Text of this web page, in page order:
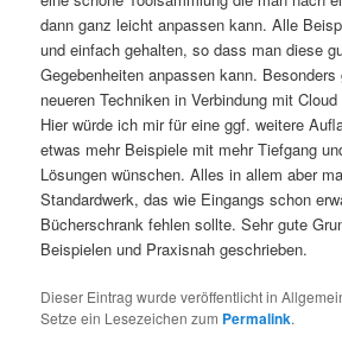
dann ganz leicht anpassen kann. Alle
und einfach gehalten, so dass man diese
Gegebenheiten anpassen kann.
neueren Techniken in Verbindung mit
Hier würde ich mir für eine ggf. weitere
etwas mehr Beispiele mit mehr Tiefgang
Lösungen wünschen. Alles in allem aber
Standardwerk, das wie Eingangs schon
Bücherschrank fehlen sollte. Sehr gute
Beispielen und Praxisnah geschrieben.
Dieser Eintrag wurde veröffentlicht in
Setze ein Lesezeichen zum Permalink.